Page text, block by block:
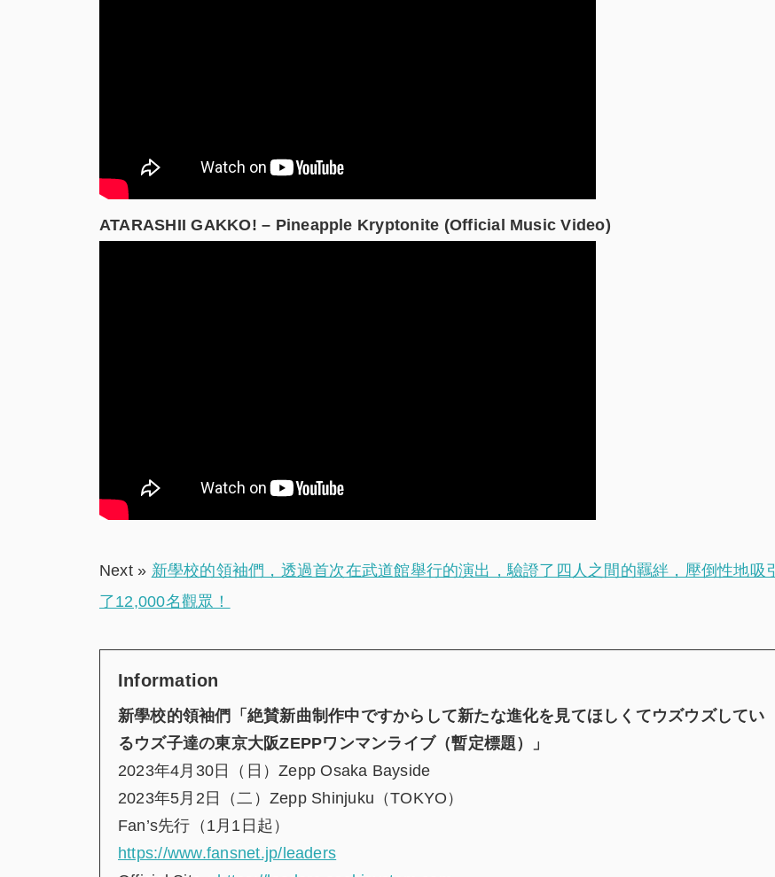
ATARASHII GAKKO! – Pineapple Kryptonite (Official Music Video)
Next » 新學校的領袖們，透過首次在武道館舉行的演出，驗證了四人之間的羈絆，壓倒性地吸引
了12,000名觀眾！
Information
新學校的領袖們「絶賛新曲制作中ですからして新たな進化を見てほしくてウズウズしてい
るウズ子達の東京大阪ZEPPワンマンライブ（暫定標題）」
2023年4月30日（日）Zepp Osaka Bayside
2023年5月2日（二）Zepp Shinjuku（TOKYO）
Fan’s先行（1月1日起）
https://www.fansnet.jp/leaders